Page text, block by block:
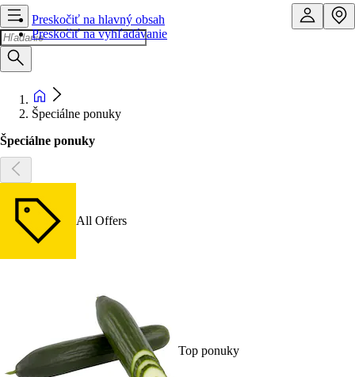
Preskočiť na hlavný obsah
Preskočiť na vyhľadávanie
Špeciálne ponuky
Špeciálne ponuky
All Offers
Top ponuky